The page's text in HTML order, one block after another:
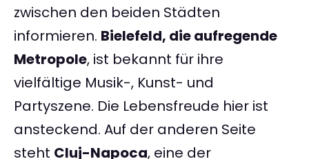
zwischen den beiden Städten
informieren. Bielefeld, die aufregende
Metropole, ist bekannt für ihre
vielfältige Musik-, Kunst- und
Partyszene. Die Lebensfreude hier ist
ansteckend. Auf der anderen Seite
steht Cluj-Napoca, eine der